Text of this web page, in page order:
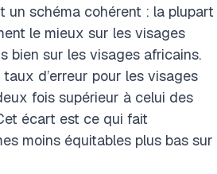
un schéma cohérent : la plupart
le mieux sur les visages
bien sur les visages africains.
d’erreur pour les visages
fois supérieur à celui des
écart est ce qui fait
moins équitables plus bas sur